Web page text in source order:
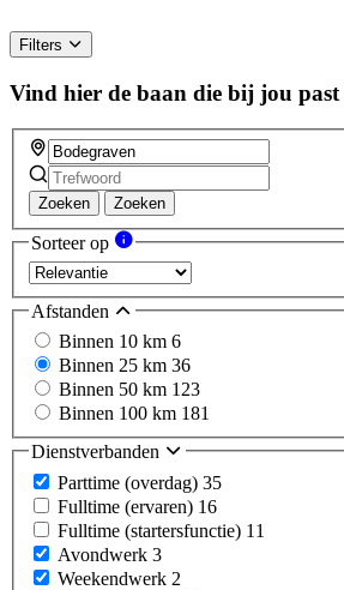
Filters
Vind hier de baan die bij jou past
Zoeken Zoeken
Sorteer op
Afstanden
Binnen 10 km 6
Binnen 25 km 36
Binnen 50 km 123
Binnen 100 km 181
Dienstverbanden
Parttime (overdag) 35
Fulltime (ervaren) 16
Fulltime (startersfunctie) 11
Avondwerk 3
Weekendwerk 2